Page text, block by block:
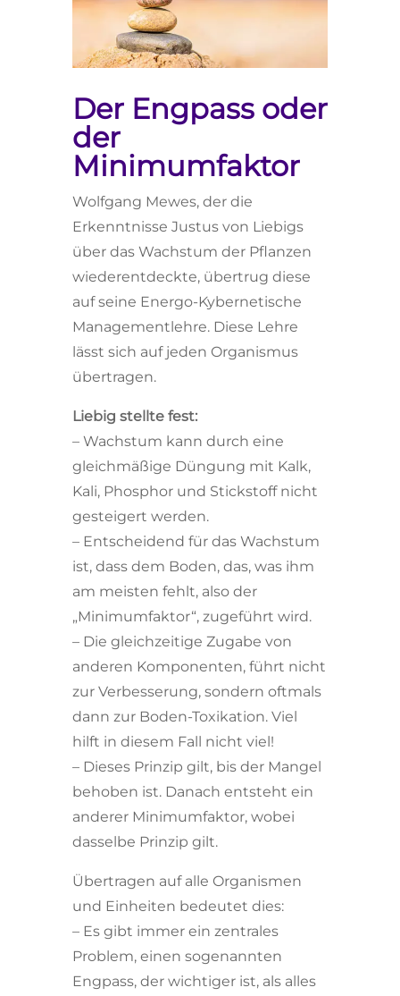
Der Engpass oder
der
Minimumfaktor
Wolfgang Mewes, der die
Erkenntnisse Justus von Liebigs
über das Wachstum der Pflanzen
wiederentdeckte, übertrug diese
auf seine Energo-Kybernetische
Managementlehre. Diese Lehre
lässt sich auf jeden Organismus
übertragen.
Liebig stellte fest:
– Wachstum kann durch eine
gleichmäßige Düngung mit Kalk,
Kali, Phosphor und Stickstoff nicht
gesteigert werden.
– Entscheidend für das Wachstum
ist, dass dem Boden, das, was ihm
am meisten fehlt, also der
„Minimumfaktor“, zugeführt wird.
– Die gleichzeitige Zugabe von
anderen Komponenten, führt nicht
zur Verbesserung, sondern oftmals
dann zur Boden-Toxikation. Viel
hilft in diesem Fall nicht viel!
– Dieses Prinzip gilt, bis der Mangel
behoben ist. Danach entsteht ein
anderer Minimumfaktor, wobei
dasselbe Prinzip gilt.
Übertragen auf alle Organismen
und Einheiten bedeutet dies:
– Es gibt immer ein zentrales
Problem, einen sogenannten
Engpass, der wichtiger ist, als alles